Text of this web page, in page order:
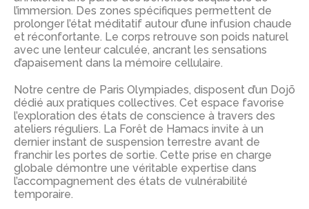
l’immersion. Des zones spécifiques permettent de
prolonger l’état méditatif autour d’une infusion chaude
et réconfortante. Le corps retrouve son poids naturel
avec une lenteur calculée, ancrant les sensations
d’apaisement dans la mémoire cellulaire.
Notre centre de Paris Olympiades, disposent d’un Dojō
dédié aux pratiques collectives. Cet espace favorise
l’exploration des états de conscience à travers des
ateliers réguliers. La Forêt de Hamacs invite à un
dernier instant de suspension terrestre avant de
franchir les portes de sortie. Cette prise en charge
globale démontre une véritable expertise dans
l’accompagnement des états de vulnérabilité
temporaire.